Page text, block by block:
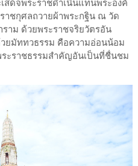
สด็จพระราชดำเนินแทนพระองค์
าชกุศลถวายผ้าพระกฐิน ณ วัด
าม ด้วยพระราชจริยวัตรอัน
ยมัททวธรรม คือความอ่อนน้อม
ะราชธรรมสำคัญอันเป็นที่ชื่นชม